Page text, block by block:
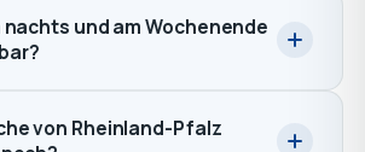
und am Wochenende
von Rheinland-Pfalz